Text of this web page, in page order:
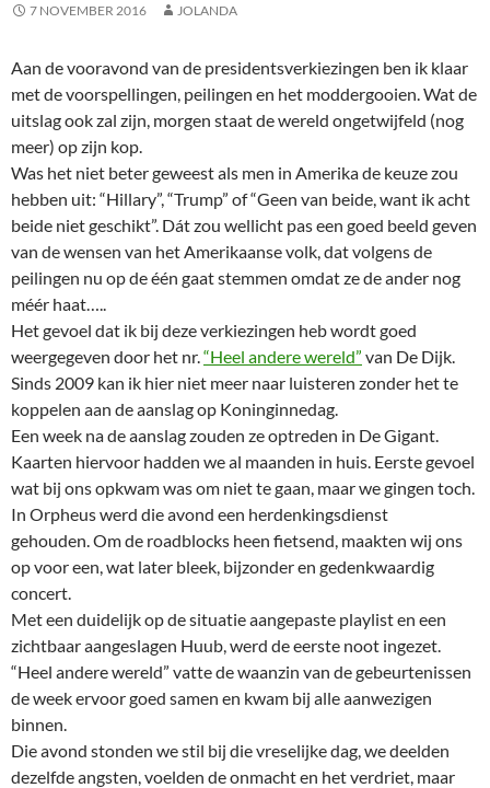
7 NOVEMBER 2016 JOLANDA
Aan de vooravond van de presidentsverkiezingen ben ik klaar
met de voorspellingen, peilingen en het moddergooien. Wat de
uitslag ook zal zijn, morgen staat de wereld ongetwijfeld (nog
meer) op zijn kop.
Was het niet beter geweest als men in Amerika de keuze zou
hebben uit: “Hillary”, “Trump” of “Geen van beide, want ik acht
beide niet geschikt”. Dát zou wellicht pas een goed beeld geven
van de wensen van het Amerikaanse volk, dat volgens de
peilingen nu op de één gaat stemmen omdat ze de ander nog
méér haat…..
Het gevoel dat ik bij deze verkiezingen heb wordt goed
weergegeven door het nr. “Heel andere wereld” van De Dijk.
Sinds 2009 kan ik hier niet meer naar luisteren zonder het te
koppelen aan de aanslag op Koninginnedag.
Een week na de aanslag zouden ze optreden in De Gigant.
Kaarten hiervoor hadden we al maanden in huis. Eerste gevoel
wat bij ons opkwam was om niet te gaan, maar we gingen toch.
In Orpheus werd die avond een herdenkingsdienst
gehouden. Om de roadblocks heen fietsend, maakten wij ons
op voor een, wat later bleek, bijzonder en gedenkwaardig
concert.
Met een duidelijk op de situatie aangepaste playlist en een
zichtbaar aangeslagen Huub, werd de eerste noot ingezet.
“Heel andere wereld” vatte de waanzin van de gebeurtenissen
de week ervoor goed samen en kwam bij alle aanwezigen
binnen.
Die avond stonden we stil bij die vreselijke dag, we deelden
dezelfde angsten, voelden de onmacht en het verdriet, maar